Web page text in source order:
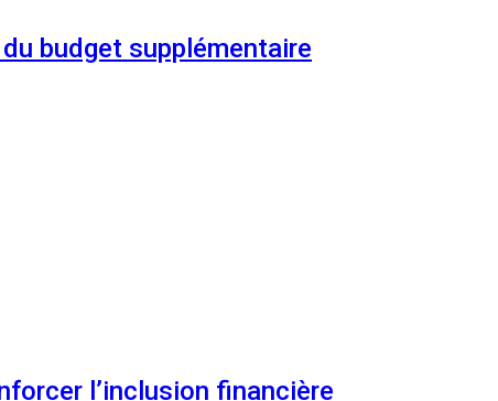
budget supplémentaire
l’inclusion financière